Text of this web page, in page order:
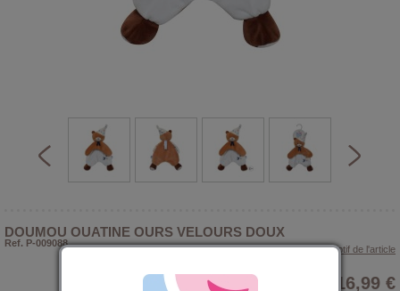
DOUMOU OUATINE OURS VELOURS DOUX
Ref. P-009088
> Voir le descriptif de l'article
16,99 €